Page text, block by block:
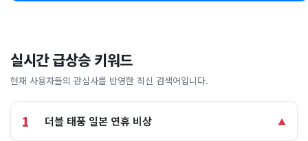
실시간 급상승 키워드
현재 사용자들의 관심사를 반영한 최신 검색어입니다.
1 더블 태풍 일본 연휴 비상 ▲